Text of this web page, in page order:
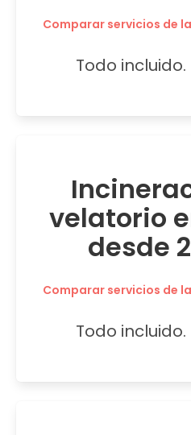
Comparar servicios de
Todo incluido.
velatorio
desde
Comparar servicios de
Todo incluido.